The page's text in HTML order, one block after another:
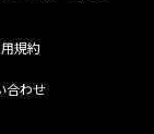
規約
合わせ